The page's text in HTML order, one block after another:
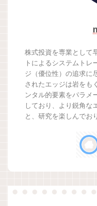
株式投資を専業として
トによるシステムトレ
ジ（優位性）の追求に
されたエッジは岩をも
ンタル的要素をパラメ
しており、より鋭角な
と、研究を楽しんでお